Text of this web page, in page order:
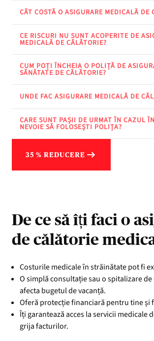
CÂT COSTĂ O ASIGURARE MEDICALĂ DE
CE RISCURI NU SUNT ACOPERITE DE
MEDICALĂ DE CĂLĂTORIE?
CUM POȚI ÎNCHEIA O POLIȚĂ DE
SĂNĂTATE DE CĂLĂTORIE?
UNDE FAC ASIGURARE MEDICALĂ DE
CARE SUNT PAȘII DE URMAT ÎN CAZUL
NEVOIE SĂ FOLOSEȘTI POLIȚA?
35 % REDUCERE
De ce să îți faci o
de călătorie
Costurile medicale în străinătate pot fi
O simplă consultație sau o spitalizare
afecta bugetul de vacanță.
Oferă protecție financiară pentru tine și
Îți garantează acces la servicii medicale
grija facturilor.